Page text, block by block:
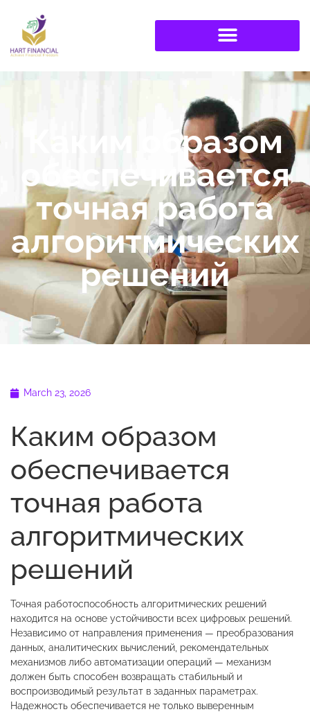
Каким образом
обеспечивается
точная работа
алгоритмических
решений
March 23, 2026
Каким образом
обеспечивается
точная работа
алгоритмических
решений
Точная работоспособность алгоритмических решений
находится на основе устойчивости всех цифровых решений.
Независимо от направления применения — преобразования
данных, аналитических вычислений, рекомендательных
механизмов либо автоматизации операций — механизм
должен быть способен возвращать стабильный и
воспроизводимый результат в заданных параметрах.
Надежность обеспечивается не только выверенным